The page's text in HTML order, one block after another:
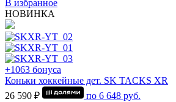
В избранное
НОВИНКА
+1063 бонуса
Коньки хоккейные дет. SK TACKS XR
26 590 ₽
по 6 648 руб.